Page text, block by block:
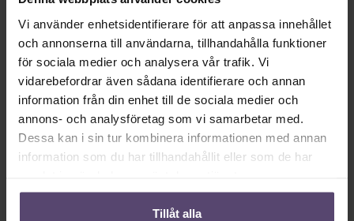
Vi använder enhetsidentifierare för att anpassa innehållet
och annonserna till användarna, tillhandahålla funktioner
för sociala medier och analysera vår trafik. Vi
vidarebefordrar även sådana identifierare och annan
information från din enhet till de sociala medier och
annons- och analysföretag som vi samarbetar med.
Dessa kan i sin tur kombinera informationen med annan
information som du har tillhandahållit eller som de har
Tillåt alla
Produktkvantitet: Ange önskat värde eller använd knapparna för att öka eller
Lägg till i kundkorgen
Produktnummer:MU_PB_B0117_PG2
Beskrivning